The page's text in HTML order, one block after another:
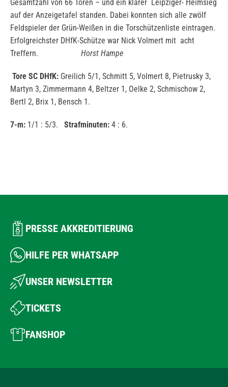
Gesamtzahl von 66 Toren – und ein klarer Leipziger- Heimsieg
auf der Anzeigetafel standen. Dabei konnten sich alle zwölf
Feldspieler der Grün-Weißen in die Torschützenliste eintragen.
Erfolgreichster DHfK-Schütze war Nick Volmert mit acht
Treffern. Horst Hampe
Tore SC DHfK: Greilich 5/1, Schmitt 5, Volmert 8, Pietrusky 3,
Martyn 3, Zimmermann 4, Beltzer 1, Oelke 2, Schmischow 2,
Bertl 2, Brix 1, Bensch 1.
7-m: 1/1 : 5/3. Strafminuten: 4 : 6.
PRESSE AKKREDITIERUNG
HILFE PER WHATSAPP
UNSER NEWSLETTER
TICKETS
FANSHOP